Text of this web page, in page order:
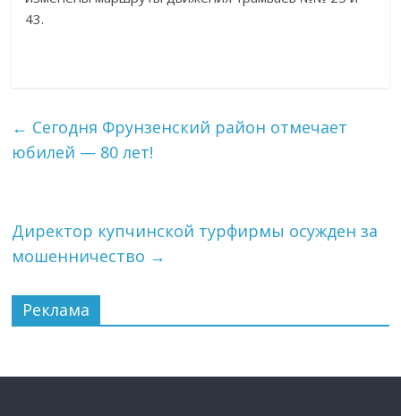
43.
← Сегодня Фрунзенский район отмечает
юбилей — 80 лет!
Директор купчинской турфирмы осужден за
мошенничество →
Реклама